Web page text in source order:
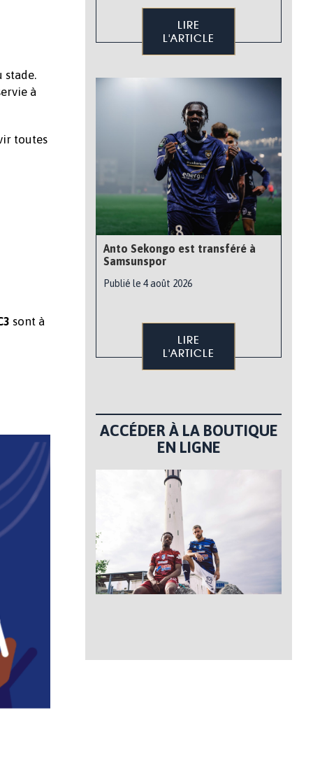
stade.
à
toutes
sont à
LIRE
L'ARTICLE
Anto Sekongo est transféré à
Samsunspor
Publié le 4 août 2026
LIRE
L'ARTICLE
ACCÉDER À LA BOUTIQUE
EN LIGNE